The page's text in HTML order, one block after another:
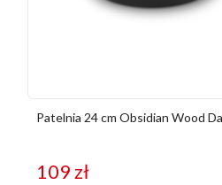
Patelnia 24 cm Obsidian Wood
109zł